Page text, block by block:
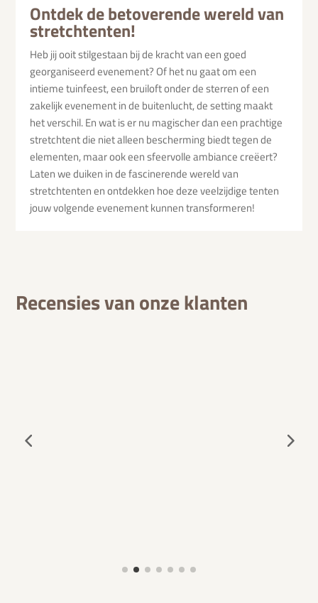
Ontdek de betoverende wereld van
stretchtenten!
Heb jij ooit stilgestaan bij de kracht van een goed
georganiseerd evenement? Of het nu gaat om een
intieme tuinfeest, een bruiloft onder de sterren of een
zakelijk evenement in de buitenlucht, de setting maakt
het verschil. En wat is er nu magischer dan een prachtige
stretchtent die niet alleen bescherming biedt tegen de
elementen, maar ook een sfeervolle ambiance creëert?
Laten we duiken in de fascinerende wereld van
stretchtenten en ontdekken hoe deze veelzijdige tenten
jouw volgende evenement kunnen transformeren!
Recensies van onze klanten